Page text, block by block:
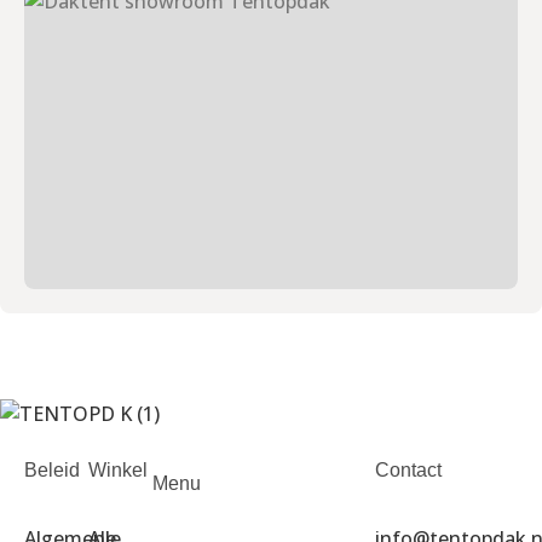
Beleid Winkel
Menu
Contact